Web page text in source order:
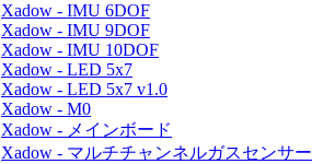
Xadow - IMU 6DOF
Xadow - IMU 9DOF
Xadow - IMU 10DOF
Xadow - LED 5x7
Xadow - LED 5x7 v1.0
Xadow - M0
Xadow - メインボード
Xadow - マルチチャンネルガスセンサー